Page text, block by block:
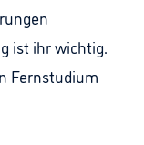
ist ihr wichtig.
Fernstudium